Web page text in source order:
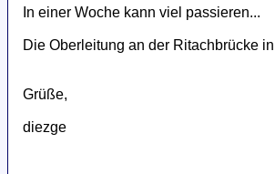
In einer Woche kann viel passieren...
Die Oberleitung an der Ritachbrücke
Grüße,
diezge